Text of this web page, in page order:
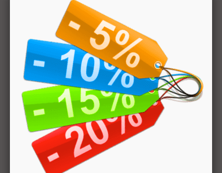
Hai bisogno di aiuto? Chatta con noi